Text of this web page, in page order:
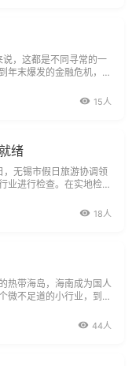
，这都是不同寻常的一
年末爆发的金融危机，这
15人
绪
，无锡市假日旅游协调领
业进行检查。在实地检查
18人
热带海岛，海南成为国人
微不足道的小行业，到现
44人